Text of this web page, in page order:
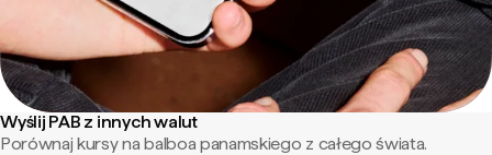
Wyślij PAB z innych walut
Porównaj kursy na balboa panamskiego z całego świata.